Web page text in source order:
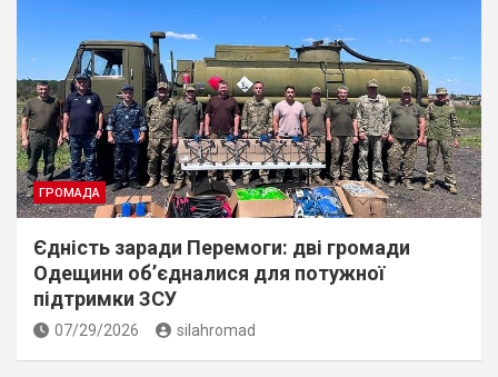
ГРОМАДА
Єдність заради Перемоги: дві громади
Одещини об’єдналися для потужної
підтримки ЗСУ
07/29/2026 silahromad